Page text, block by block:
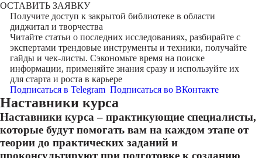
ОСТАВИТЬ ЗАЯВКУ
Получите доступ к закрытой библиотекев области
диджитал и творчества
Читайте статьи о последних исследованиях, разбирайте с
экспертами трендовые инструменты и техники, получайте
гайды и чек-листы. Сэкономьте время на поиске
информации, применяйте знания сразу и используйте их
для старта и роста в карьере
Подписаться в Telegram Подписаться во ВКонтакте
Наставники курса
Наставники курса – практикующие специалисты,
которые будут помогать вам на каждом этапе от
теории до практических заданий и
проконсультируют при подготовке к созданию